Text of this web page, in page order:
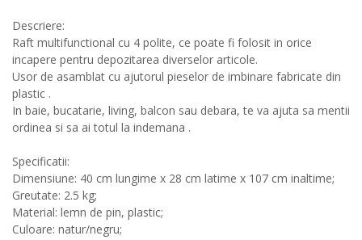
Descriere:
Raft multifunctional cu 4 polite, ce poate fi folosit in orice
incapere pentru depozitarea diverselor articole.
Usor de asamblat cu ajutorul pieselor de imbinare fabricate din
plastic .
In baie, bucatarie, living, balcon sau debara, te va ajuta sa mentii
ordinea si sa ai totul la indemana .
Specificatii:
Dimensiune: 40 cm lungime x 28 cm latime x 107 cm inaltime;
Greutate: 2.5 kg;
Material: lemn de pin, plastic;
Culoare: natur/negru;